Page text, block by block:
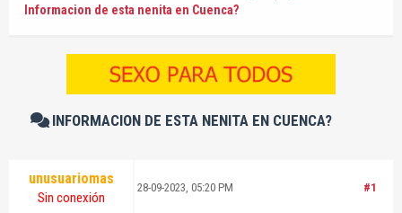
Informacion de esta nenita en Cuenca?
INFORMACION DE ESTA NENITA EN CUENCA?
unusuariomas
Sin conexión
#1
28-09-2023, 05:20 PM